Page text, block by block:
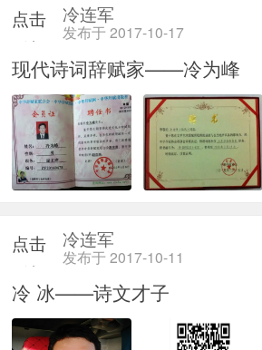
点击
重新
加载
冷连军
发布于 2017-10-17
现代诗词辞赋家——冷为峰
点击
重新
加载
冷连军
发布于 2017-10-11
冷 冰——诗文才子